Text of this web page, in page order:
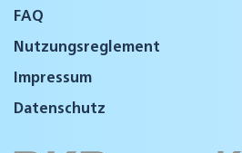
FAQ
Nutzungsreglement
Impressum
Datenschutz